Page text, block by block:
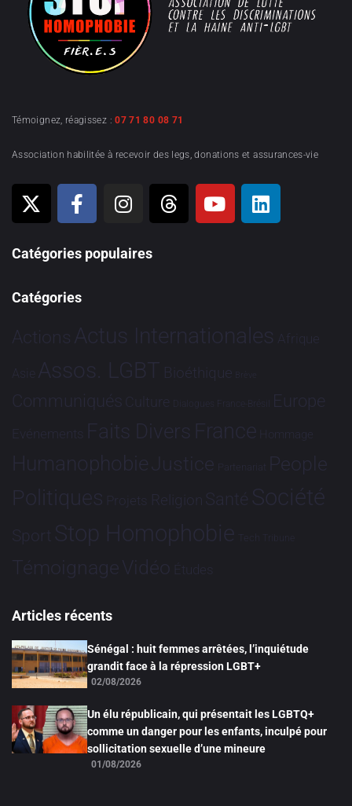
Témoignez, réagissez :07 71 80 08 71
Association habilitée à recevoir des legs, donations et assurances-vie
Catégories populaires
Catégories
Actions Actus Internationales Afrique
Asie Assos. LGBT Bioéthique Brève
Communiqués Culture Dialogues France-Brésil Europe
Evénements Faits Divers France Hommage
HumanophobieJustice Partenariat People
Politiques Projets Religion Santé Société
Sport Stop Homophobie Tech Tribune
TémoignageVidéo Études
Articles récents
Sénégal : huit femmes arrêtées, l’inquiétude
grandit face à la répression LGBT+
02/08/2026
Un élu républicain, qui présentait les LGBTQ+
comme un danger pour les enfants, inculpé pour
sollicitation sexuelle d’une mineure
01/08/2026